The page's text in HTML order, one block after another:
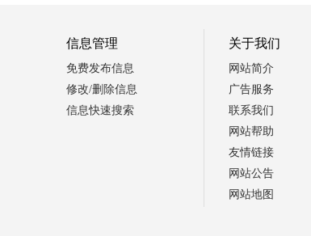
信息管理
免费发布信息
修改/删除信息
信息快速搜索
关于我们
网站简介
广告服务
联系我们
网站帮助
友情链接
网站公告
网站地图